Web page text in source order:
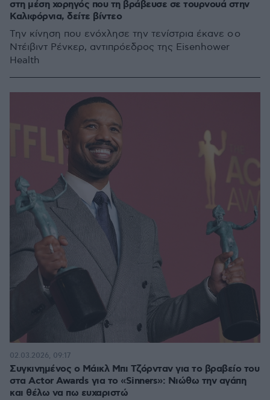
στη μέση χορηγός που τη βράβευσε σε τουρνουά στην
Καλιφόρνια, δείτε βίντεο
Την κίνηση που ενόχλησε την τενίστρια έκανε ο ο
Ντέιβιντ Ρένκερ, αντιπρόεδρος της Eisenhower
Health
Συγκινημένος ο Μάικλ Μπι Τζόρνταν για το βραβείο του
στα Actor Awards για το «Sinners»: Νιώθω την αγάπη
και θέλω να πω ευχαριστώ
02.03.2026, 09:17